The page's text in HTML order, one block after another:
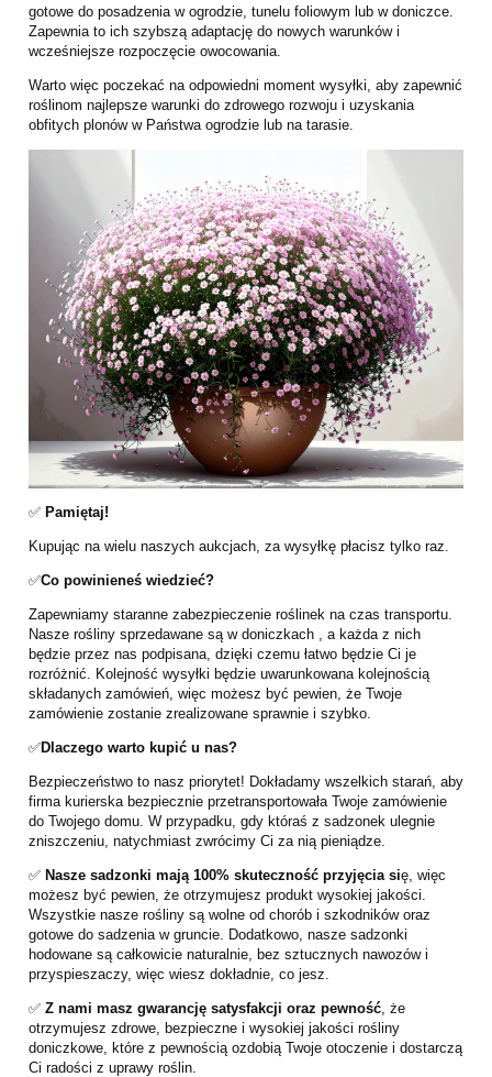
gotowe do posadzenia w ogrodzie, tunelu foliowym lub w doniczce.
Zapewnia to ich szybszą adaptację do nowych warunków i
wcześniejsze rozpoczęcie owocowania.
Warto więc poczekać na odpowiedni moment wysyłki, aby zapewnić
roślinom najlepsze warunki do zdrowego rozwoju i uzyskania
obfitych plonów w Państwa ogrodzie lub na tarasie.
✅ Pamiętaj!
Kupując na wielu naszych aukcjach, za wysyłkę płacisz tylko raz.
✅Co powinieneś wiedzieć?
Zapewniamy staranne zabezpieczenie roślinek na czas transportu.
Nasze rośliny sprzedawane są w doniczkach , a każda z nich
będzie przez nas podpisana, dzięki czemu łatwo będzie Ci je
rozróżnić. Kolejność wysyłki będzie uwarunkowana kolejnością
składanych zamówień, więc możesz być pewien, że Twoje
zamówienie zostanie zrealizowane sprawnie i szybko.
✅Dlaczego warto kupić u nas?
Bezpieczeństwo to nasz priorytet! Dokładamy wszelkich starań, aby
firma kurierska bezpiecznie przetransportowała Twoje zamówienie
do Twojego domu. W przypadku, gdy któraś z sadzonek ulegnie
zniszczeniu, natychmiast zwrócimy Ci za nią pieniądze.
✅ Nasze sadzonki mają 100% skuteczność przyjęcia się, więc
możesz być pewien, że otrzymujesz produkt wysokiej jakości.
Wszystkie nasze rośliny są wolne od chorób i szkodników oraz
gotowe do sadzenia w gruncie. Dodatkowo, nasze sadzonki
hodowane są całkowicie naturalnie, bez sztucznych nawozów i
przyspieszaczy, więc wiesz dokładnie, co jesz.
✅ Z nami masz gwarancję satysfakcji oraz pewność , że
otrzymujesz zdrowe, bezpieczne i wysokiej jakości rośliny
doniczkowe, które z pewnością ozdobią Twoje otoczenie i dostarczą
Ci radości z uprawy roślin.